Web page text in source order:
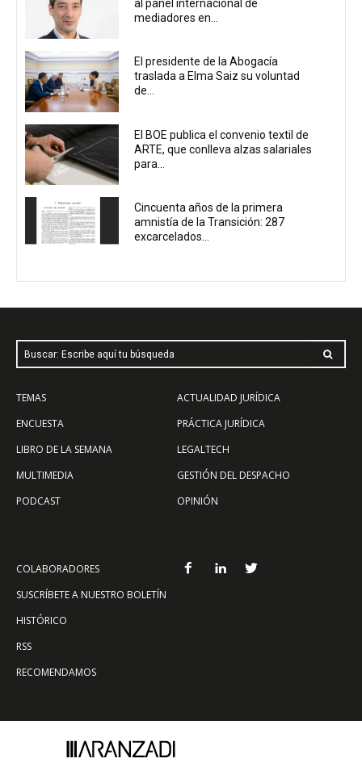
al panel internacional de
mediadores en...
El presidente de la Abogacía
traslada a Elma Saiz su voluntad
de...
El BOE publica el convenio textil de
ARTE, que conlleva alzas salariales
para...
Cincuenta años de la primera
amnistía de la Transición: 287
excarcelados...
Buscar: Escribe aquí tu búsqueda
TEMAS
ENCUESTA
LIBRO DE LA SEMANA
MULTIMEDIA
PODCAST
ACTUALIDAD JURÍDICA
PRÁCTICA JURÍDICA
LEGALTECH
GESTIÓN DEL DESPACHO
OPINIÓN
COLABORADORES
SUSCRÍBETE A NUESTRO BOLETÍN
HISTÓRICO
RSS
RECOMENDAMOS